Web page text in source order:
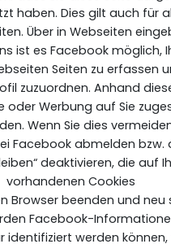
haben. Dies gilt auch für
Über in Webseiten
ist es Facebook möglich,
Seiten zu erfassen
zuzuordnen. Anhand
oder Werbung auf Sie
Wenn Sie dies
Facebook abmelden bzw.
deaktivieren, die auf
vorhandenen Cookies
Browser beenden und neu
Facebook-
identifiziert werden